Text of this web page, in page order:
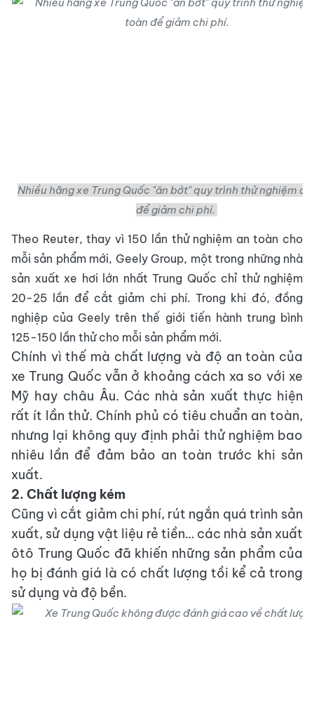
Nhiều hãng xe Trung Quốc "ăn bớt" quy trình thử nghiệm
để giảm chi phí.
Theo Reuter, thay vì 150 lần thử nghiệm an toàn cho
mỗi sản phẩm mới, Geely Group, một trong những nhà
sản xuất xe hơi lớn nhất Trung Quốc chỉ thử nghiệm
20-25 lần để cắt giảm chi phí. Trong khi đó, đồng
nghiệp của Geely trên thế giới tiến hành trung bình
125-150 lần thử cho mỗi sản phẩm mới.
Chính vì thế mà chất lượng và độ an toàn của
xe Trung Quốc vẫn ở khoảng cách xa so với xe
Mỹ hay châu Âu. Các nhà sản xuất thực hiện
rất ít lần thử. Chính phủ có tiêu chuẩn an toàn,
nhưng lại không quy định phải thử nghiệm bao
nhiêu lần để đảm bảo an toàn trước khi sản
xuất.
2. Chất lượng kém
Cũng vì cắt giảm chi phí, rút ngắn quá trình sản
xuất, sử dụng vật liệu rẻ tiền… các nhà sản xuất
ôtô Trung Quốc đã khiến những sản phẩm của
họ bị đánh giá là có chất lượng tồi kể cả trong
sử dụng và độ bền.